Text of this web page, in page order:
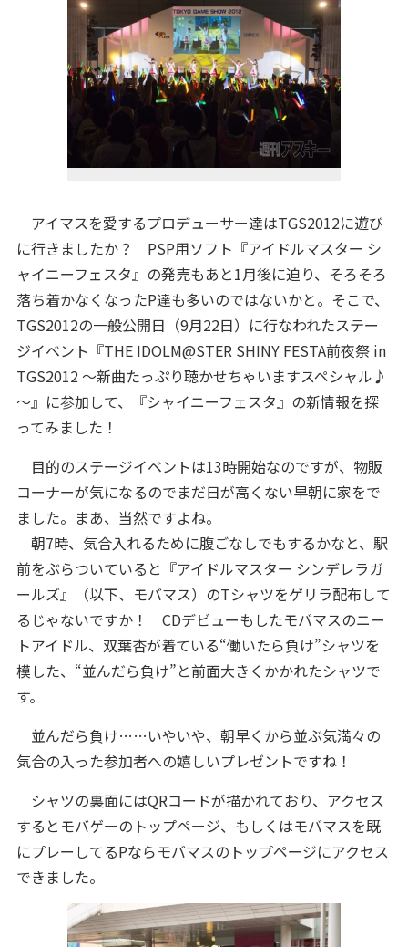
アイマスを愛するプロデューサー達はTGS2012に遊び
に行きましたか？ PSP用ソフト『アイドルマスター シ
ャイニーフェスタ』の発売もあと1月後に迫り、そろそろ
落ち着かなくなったP達も多いのではないかと。そこで、
TGS2012の一般公開日（9月22日）に行なわれたステー
ジイベント『THE IDOLM@STER SHINY FESTA前夜祭 in
TGS2012 ～新曲たっぷり聴かせちゃいますスペシャル♪
～』に参加して、『シャイニーフェスタ』の新情報を探
ってみました！
目的のステージイベントは13時開始なのですが、物販
コーナーが気になるのでまだ日が高くない早朝に家をで
ました。まあ、当然ですよね。
朝7時、気合入れるために腹ごなしでもするかなと、駅
前をぶらついていると『アイドルマスター シンデレラガ
ールズ』（以下、モバマス）のTシャツをゲリラ配布して
るじゃないですか！ CDデビューもしたモバマスのニー
トアイドル、双葉杏が着ている“働いたら負け”シャツを
模した、“並んだら負け”と前面大きくかかれたシャツで
す。
並んだら負け……いやいや、朝早くから並ぶ気満々の
気合の入った参加者への嬉しいプレゼントですね！
シャツの裏面にはQRコードが描かれており、アクセス
するとモバゲーのトップページ、もしくはモバマスを既
にプレーしてるPならモバマスのトップページにアクセス
できました。